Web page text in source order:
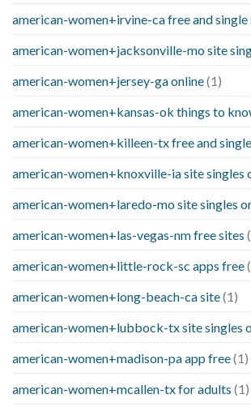
american-women+irvine-ca free and single
american-women+jacksonville-mo site
american-women+jersey-ga online(1)
american-women+kansas-ok things to
american-women+killeen-tx free and
american-women+knoxville-ia site singles
american-women+laredo-mo site singles
american-women+las-vegas-nm free sites
american-women+little-rock-sc apps free
american-women+long-beach-ca site(1)
american-women+lubbock-tx site singles
american-women+madison-pa app free(1)
american-women+mcallen-tx for adults (1)